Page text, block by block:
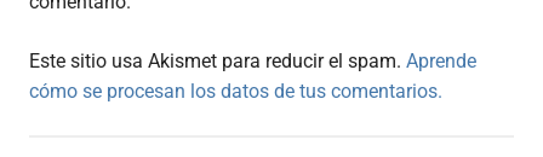
Este sitio usa Akismet para reducir el spam. Aprende
cómo se procesan los datos de tus comentarios.